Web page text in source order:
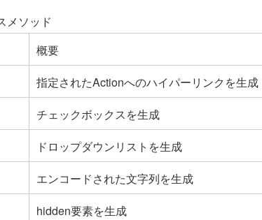
メソッド
概要
指定されたActionへのハイパーリンクを生成
チェックボックスを生成
ドロップダウンリストを生成
エンコードされた文字列を生成
hidden要素を生成